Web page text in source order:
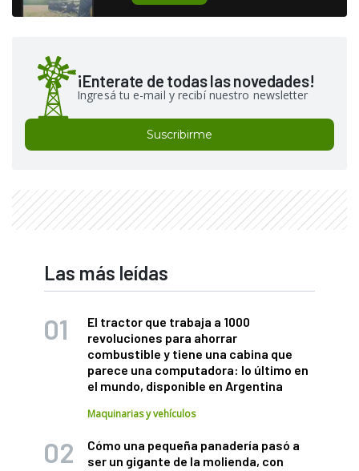
¡Enterate de todas las novedades!
Ingresá tu e-mail y recibí nuestro newsletter
Suscribirme
Las más leídas
El tractor que trabaja a 1000
revoluciones para ahorrar
combustible y tiene una cabina que
parece una computadora: lo último en
el mundo, disponible en Argentina
Maquinarias y vehículos
Cómo una pequeña panadería pasó a
ser un gigante de la molienda, con